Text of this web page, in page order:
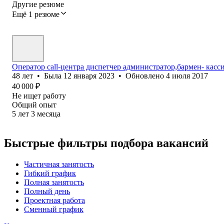
Другие резюме
Ещё 1 резюме
Оператор call-центра диспетчер администратор,бармен-
48 лет • Была 12 января 2023 • Обновлено 4 июля 2017
40 000 ₽
Не ищет работу
Общий опыт
5 лет 3 месяца
Быстрые фильтры подбора вакансий
Частичная занятость
Гибкий график
Полная занятость
Полный день
Проектная работа
Сменный график